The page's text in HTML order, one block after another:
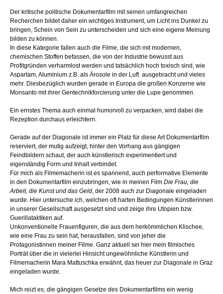
Der kritische politische Dokumentarfilm mit seinen umfangreichen
Recherchen bildet daher ein wichtiges Instrument, um Licht ins Dunkel zu
bringen, Schein von Sein zu unterscheiden und sich eine eigene Meinung
bilden zu können.
In diese Kategorie fallen auch die Filme, die sich mit modernen,
chemischen Stoffen befassen, die von der Industrie bewusst aus
Profitgründen verharmlost werden und tatsächlich hoch toxisch sind, wie
Aspartam, Aluminium z.B. als Ärosole in der Luft ausgebracht und vieles
mehr. Diesbezüglich wurden gerade in Europa die großen Konzerne wie
Monsanto mit ihrer Gentechnikforcierung unter die Lupe genommen.
Ein ernstes Thema auch einmal humorvoll zu verpacken, wird dabei die
Rezeption durchaus erleichtern.
Gerade auf der Diagonale ist immer ein Platz für diese Art Dokumentarfilm
reserviert, der mutig aufzeigt, hinter den Vorhang aus gängigen
Feindbildern schaut, der auch künstlerisch experimentiert und
eigenständig Form und Inhalt verbindet.
Für mich als Filmemacherin ist es spannend, auch performative Elemente
in den Dokumentarfilm einzubringen, wie in meinen Film Die Frau, die
Arbeit, die Kunst und das Geld, der 2008 auch zur Diagonale eingeladen
wurde. Hier untersuche ich, welchen oft harten Bedingungen Künstlerinnen
in unserer Gesellschaft ausgesetzt sind und zeige ihre Utopien bzw.
Guerillataktiken auf.
Unkonventionelle Frauenfiguren, die aus dem herkömmlichen Klischee,
wie eine Frau zu sein hat, herausfallen, sind von jeher die
Protagonistinnen meiner Filme. Ganz aktuell sei hier mein filmisches
Porträt über die in vielerlei Hinsicht ungewöhnliche Künstlerin und
Filmemacherin Mara Mattuschka erwähnt, das heuer zur Diagonale in Graz
eingeladen wurde.
Mich reizt es, die gängigen Gesetze des Dokumentarfilms ein wenig